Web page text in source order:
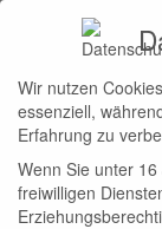
Start Guide
GUIDE
Barcelona Guide
Wir nutzen
essenziell,
Erfahrung zu
Wenn Sie unter
freiwilligen